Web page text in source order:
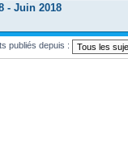
- Juin 2018
publiés depuis :